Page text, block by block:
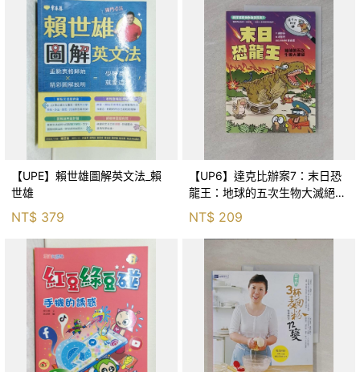
【UPE】賴世雄圖解英文法_賴
世雄
NT$ 379
【UP6】達克比辦案7：末日恐
龍王：地球的五次生物大滅絕_
胡妙芬
NT$ 209